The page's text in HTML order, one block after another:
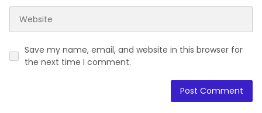
Save my name, email, and website in this browser for
the next time I comment.